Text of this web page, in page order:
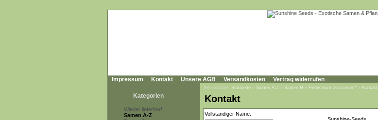
Impressum Kontakt Unsere AGB Versandkosten Vertrag widerrufen
Kategorien
Wieder lieferbar!
Samen A-Z
Sie sind hier: Startseite » Samen A-Z » Samen H » Hedychium coccineum* » Kontakt
Kontakt
Vollständiger Name: